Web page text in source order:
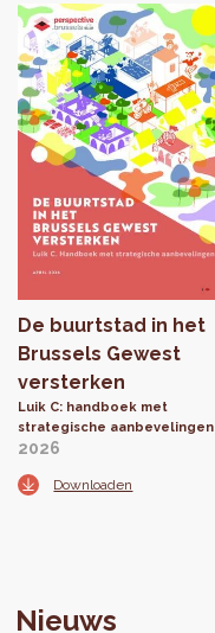
De buurtstad in het
Brussels Gewest
versterken
Luik C: handboek met
strategische aanbevelingen
2026
Downloaden
Nieuws